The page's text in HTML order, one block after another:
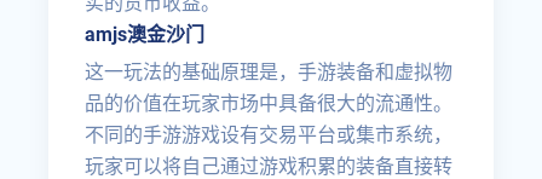
amjs澳金沙门
这一玩法的基础原理是，手游装备和虚拟物
品的价值在玩家市场中具备很大的流通性。
不同的手游游戏设有交易平台或集市系统，
玩家可以将自己通过游戏积累的装备直接转